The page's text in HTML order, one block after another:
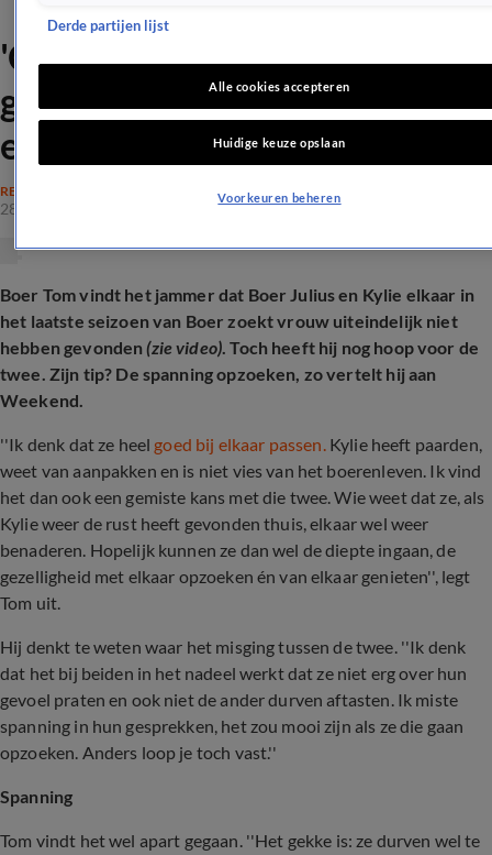
'Om deze reden is het niets
geworden tussen BZV-Julius
en Kylie'
REALITY
28 mei 2025, 13:35
Boer Tom vindt het jammer dat Boer Julius en Kylie elkaar in
het laatste seizoen van Boer zoekt vrouw uiteindelijk niet
hebben gevonden(zie video). Toch heeft hij nog hoop voor de
twee. Zijn tip? De spanning opzoeken, zo vertelt hij aan
Weekend.
''Ik denk dat ze heel goed bij elkaar passen.Kylie heeft paarden,
weet van aanpakken en is niet vies van het boerenleven. Ik vind
het dan ook een gemiste kans met die twee. Wie weet dat ze, als
Kylie weer de rust heeft gevonden thuis, elkaar wel weer
benaderen. Hopelijk kunnen ze dan wel de diepte ingaan, de
gezelligheid met elkaar opzoeken én van elkaar genieten'', legt
Tom uit.
Hij denkt te weten waar het misging tussen de twee. ''Ik denk
dat het bij beiden in het nadeel werkt dat ze niet erg over hun
gevoel praten en ook niet de ander durven aftasten. Ik miste
spanning in hun gesprekken, het zou mooi zijn als ze die gaan
opzoeken. Anders loop je toch vast.''
Spanning
Tom vindt het wel apart gegaan. ''Het gekke is: ze durven wel te
Derde partijen lijst
Alle cookies accepteren
Huidige keuze opslaan
Voorkeuren beheren